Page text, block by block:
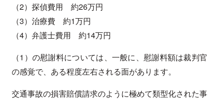
（2）探偵費用 約26万円
（3）治療費 約1万円
（4）弁護士費用 約14万円
（1）の慰謝料については、一般に、慰謝料額は裁判官
の感覚で、ある程度左右される面があります。
交通事故の損害賠償請求のように極めて類型化された事